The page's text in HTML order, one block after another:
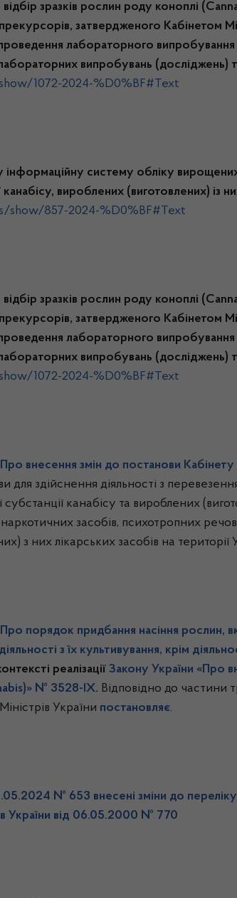
зразків рослин роду коноплі
затвердженого Кабінетом
лабораторного
випробувань (досліджень)
1072-2024-%D0%BF#Text
систему обліку
вироблених (виготовлених) із
show/857-2024-%D0%BF#Text
зразків рослин роду коноплі
затвердженого Кабінетом
лабораторного
випробувань (досліджень)
1072-2024-%D0%BF#Text
внесення змін до постанови
для здійснення діяльності з
канабісу та вироблених
засобів, психотропних
з них лікарських засобів на території
порядок придбання насіння рослин,
з їх культивування, крім
реалізації Закону України «Про
№ 3528-ІХ. Відповідно до частини
України постановляє.
№ 653 внесені зміни до
України від 06.05.2000 № 770